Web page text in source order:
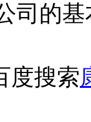
司的
度搜索